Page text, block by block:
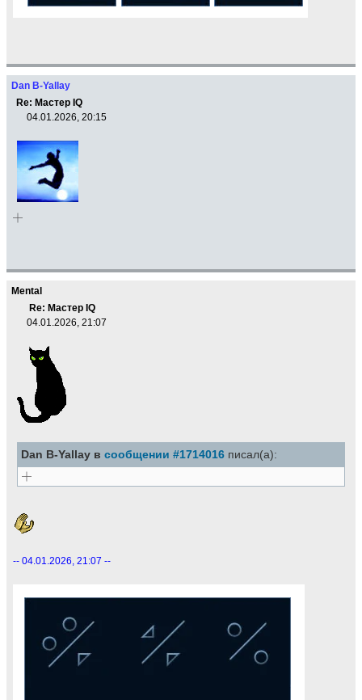
Dan B-Yallay
Re: Мастер IQ
04.01.2026, 20:15
Mental
Re: Мастер IQ
04.01.2026, 21:07
Dan B-Yallay в сообщении #1714016 писал(а):
-- 04.01.2026, 21:07 --